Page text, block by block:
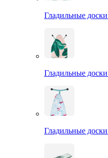
Гладильные
Гладильные
Гладильные